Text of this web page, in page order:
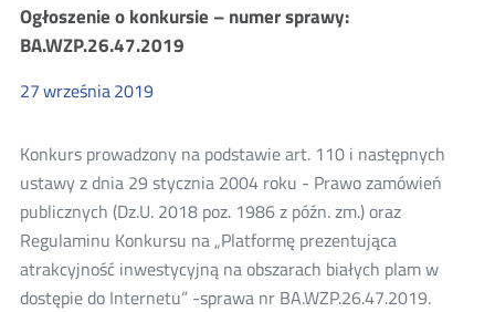
Zamówienia
publiczne
Ogłoszenie o konkursie – numer sprawy:
BA.WZP.26.47.2019
27września2019
Konkurs prowadzony na podstawie art. 110 i następnych
ustawy z dnia 29 stycznia 2004 roku - Prawo zamówień
publicznych (Dz.U. 2018 poz. 1986 z późn. zm.) oraz
Regulaminu Konkursu na „Platformę prezentująca
atrakcyjność inwestycyjną na obszarach białych plam w
dostępie do Internetu” -sprawa nr BA.WZP.26.47.2019.